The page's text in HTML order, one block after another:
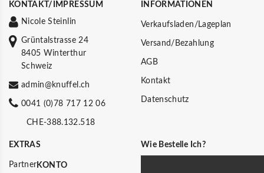
KONTAKT/IMPRESSUM
Nicole Steinlin
Grüntalstrasse 24
8405 Winterthur
Schweiz
admin@knuffel.ch
0041 (0)78 717 12 06
CHE-388.132.518
INFORMATIONEN
Verkaufsladen/Lageplan
Versand/Bezahlung
AGB
Kontakt
Datenschutz
EXTRAS
Partner KONTO
Wie Bestelle Ich?